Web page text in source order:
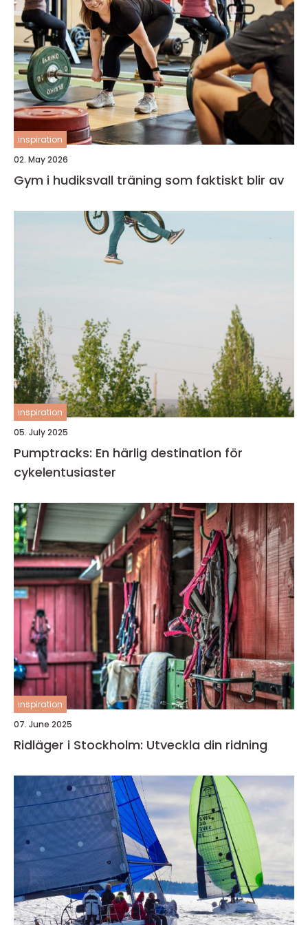
inspiration
02. May 2026
Gym i hudiksvall träning som faktiskt blir av
inspiration
05. July 2025
Pumptracks: En härlig destination för
cykelentusiaster
inspiration
07. June 2025
Ridläger i Stockholm: Utveckla din ridning